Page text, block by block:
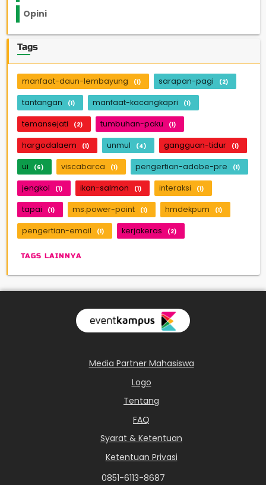
Opini
Tags
manfaat-daun-lembayung (1) sarapan-pagi (2)
tantangan (1) manfaat-kacangkapri (1)
temansejati (2) tumbuhan-paku (1)
hargodalaem (1) unmul (4) gangguan-tidur (1)
ui (6) viscabarca (1) pengertian-adobe-pre (1)
jengkol (1) ikan-salmon (1) interaksi (1)
tapai (1) ms.power-point (1) hmdekpum (1)
pengertian-email (1) kerjakeras (2)
TAGS LAINNYA
Media Partner Mahasiswa
Logo
Tentang
FAQ
Syarat & Ketentuan
Ketentuan Privasi
0851-6113-8687